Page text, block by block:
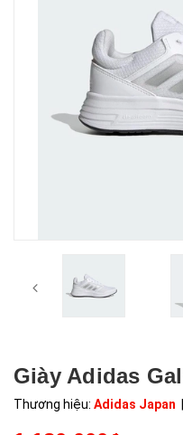
Giày Adidas
Thương hiệu: Adidas Japan